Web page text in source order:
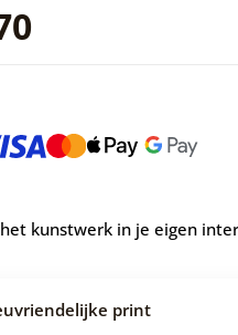
kunstwerk in je eigen
print